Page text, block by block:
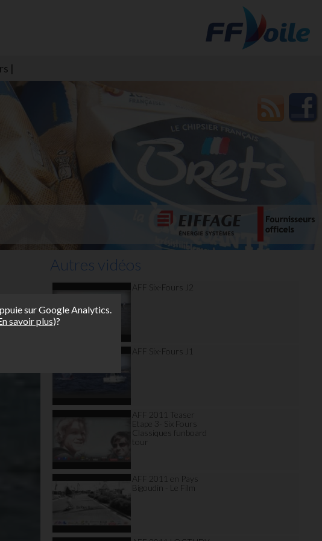
le goût des
Autres vidéos
AFF Six-Fours J2
AFF Six-Fours J1
AFF 2011 Teaser
Etape 3- Six Fours
Classiques funboard
tour
AFF 2011 en Pays
Bigoudin - Le Film
sur Google Analytics.
savoir plus)?